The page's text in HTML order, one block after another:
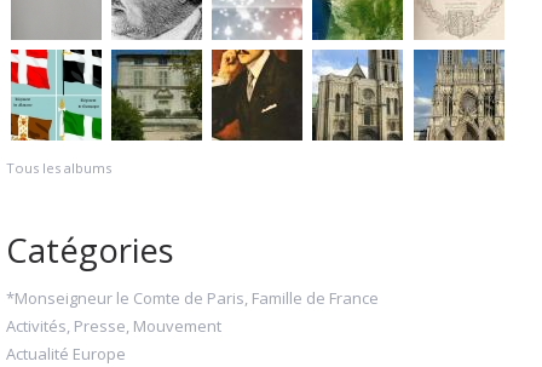
Tous les albums
Catégories
*Monseigneur le Comte de Paris, Famille de France
Activités, Presse, Mouvement
Actualité Europe